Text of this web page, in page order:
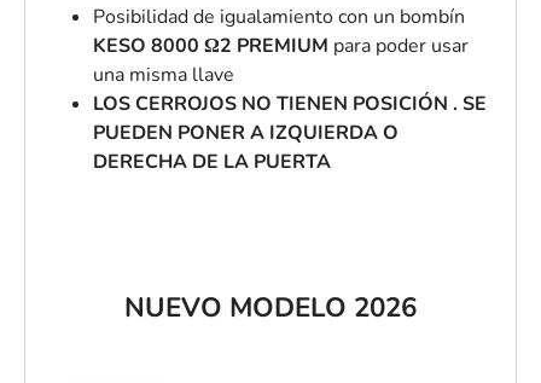
Posibilidad de igualamiento con un bombín
KESO 8000 Ω2 PREMIUM para poder usar
una misma llave
LOS CERROJOS NO TIENEN POSICIÓN . SE
PUEDEN PONER A IZQUIERDA O
DERECHA DE LA PUERTA
NUEVO MODELO 2026